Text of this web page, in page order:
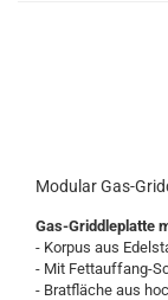
Modular Gas-
Gas-Griddleplatte
- Korpus aus
- Mit Fettauffang-
- Bratfläche aus